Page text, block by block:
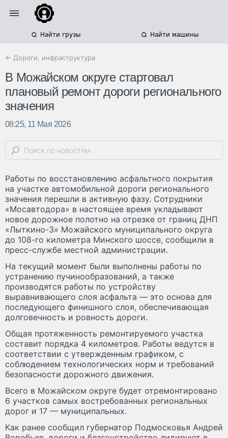
Найти грузы Найти машины
← Дороги, инфраструктура
В Можайском округе стартовал
плановый ремонт дороги регионального
значения
08:25, 11 Мая 2026
Работы по восстановлению асфальтного покрытия
на участке автомобильной дороги регионального
значения перешли в активную фазу. Сотрудники
«Мосавтодора» в настоящее время укладывают
новое дорожное полотно на отрезке от границ ДНП
«Лыткино-3» Можайского муниципального округа
до 108-го километра Минского шоссе, сообщили в
пресс-службе местной администрации.
На текущий момент были выполнены работы по
устранению пучинообразований, а также
производятся работы по устройству
выравнивающего слоя асфальта — это основа для
последующего финишного слоя, обеспечивающая
долговечность и ровность дороги.
Общая протяженность ремонтируемого участка
составит порядка 4 километров. Работы ведутся в
соответствии с утвержденным графиком, с
соблюдением технологических норм и требований
безопасности дорожного движения.
Всего в Можайском округе будет отремонтировано
6 участков самых востребованных региональных
дорог и 17 — муниципальных.
Как ранее сообщил губернатор Подмосковья Андрей